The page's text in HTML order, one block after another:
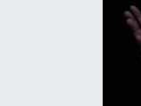
RESMİ İLAN